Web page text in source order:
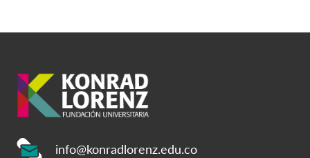
info@konradlorenz.edu.co